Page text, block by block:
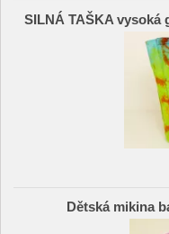
SILNÁ TAŠKA vysoká
Dětská mikina